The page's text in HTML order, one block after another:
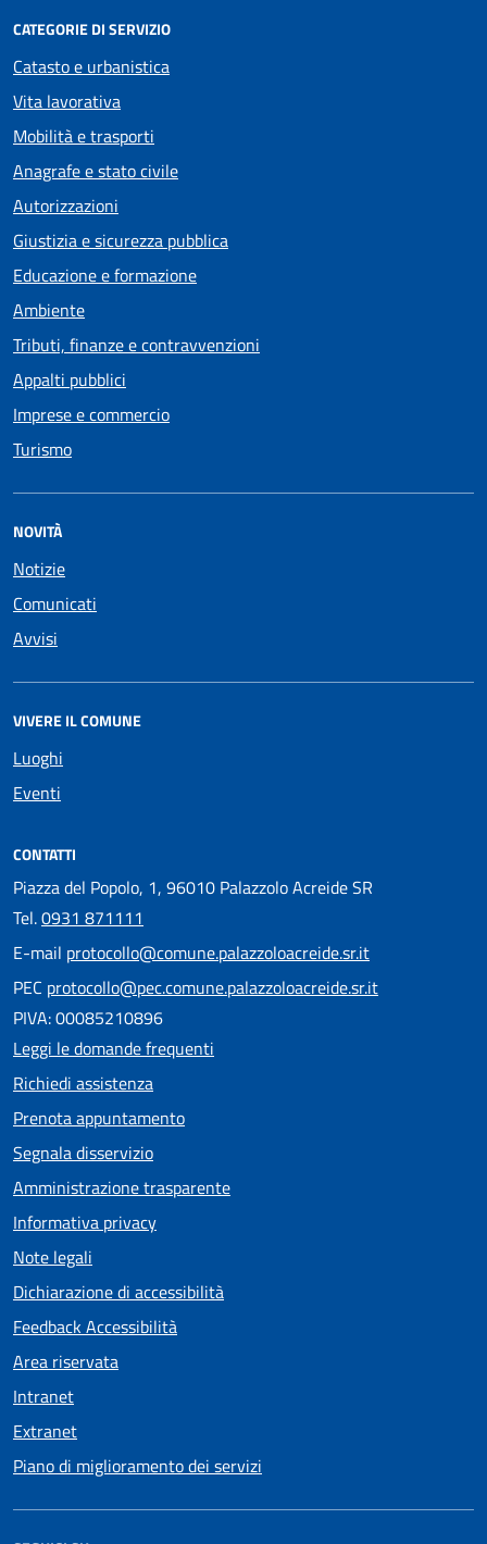
CATEGORIE DI SERVIZIO
Catasto e urbanistica
Vita lavorativa
Mobilità e trasporti
Anagrafe e stato civile
Autorizzazioni
Giustizia e sicurezza pubblica
Educazione e formazione
Ambiente
Tributi, finanze e contravvenzioni
Appalti pubblici
Imprese e commercio
Turismo
NOVITÀ
Notizie
Comunicati
Avvisi
VIVERE IL COMUNE
Luoghi
Eventi
CONTATTI
Piazza del Popolo, 1, 96010 Palazzolo Acreide SR
Tel.0931 871111
E-mail protocollo@comune.palazzoloacreide.sr.it
PEC protocollo@pec.comune.palazzoloacreide.sr.it
PIVA: 00085210896
Leggi le domande frequenti
Richiedi assistenza
Prenota appuntamento
Segnala disservizio
Amministrazione trasparente
Informativa privacy
Note legali
Dichiarazione di accessibilità
Feedback Accessibilità
Area riservata
Intranet
Extranet
Piano di miglioramento dei servizi